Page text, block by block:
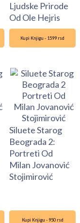
Ljudske Prirode
Od Ole Hejris
Kupi Knjigu - 1599 rsd
Siluete Starog
Beograda 2:
Portreti Od
Milan Jovanović
Stojimirović
Kupi Knjigu - 950 rsd